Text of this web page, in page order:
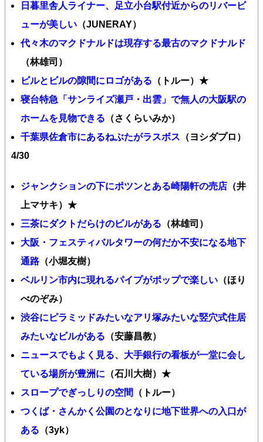
日暮里舎人ライナー、足立小台駅付近からのリバービ
ューが美しい （JUNERAY）
代々木のマクドナルドは現存する最古のマクドナルド
（林雄司）
ビルとビルの隙間にロゴがある （トルー）★
寝台特急「サンライズ瀬戸・出雲」で無人の大阪駅の
ホームを見物できる （さくらいみか）
千葉県佐倉市にあるねぶたがラスボス （ヨシダプロ）
4/30
ジャンクションの下にポツンとある崎陽軒の売店 （井
上マサキ）★
三茶にダクトだらけのビルがある （林雄司）
大阪・フェスティバルタワーの何だか不安になる地下
通路 （小堀友樹）
ベルリン市内に現れるパイプがポップで楽しい （ほり
べのぞみ）
渋谷にピラミッドみたいなアリ塚みたいな竪穴式住居
みたいなビルがある （安藤昌教）
ニュースでもよく見る、大手銀行の看板が一堂に会し
ている場所が豊洲に （石川大樹）★
スロープでぎっしりの空間
（トルー）
つくば・さんかく公園のとなりに地下世界への入口が
ある （3yk）